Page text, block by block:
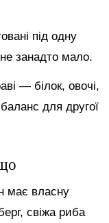
під одну
занадто мало.
— білок, овочі,
для другої
має власну
свіжа риба